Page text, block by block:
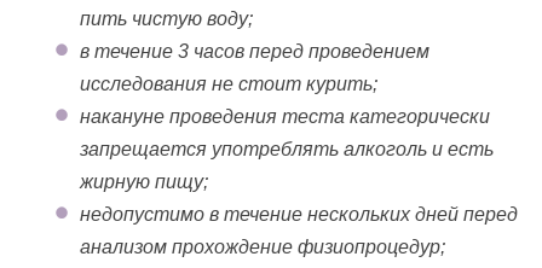
пить чистую воду;
в течение 3 часов перед проведением
исследования не стоит курить;
накануне проведения теста категорически
запрещается употреблять алкоголь и есть
жирную пищу;
недопустимо в течение нескольких дней перед
анализом прохождение физиопроцедур;